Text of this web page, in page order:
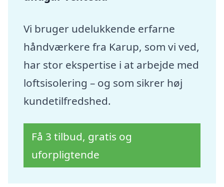
Vi bruger udelukkende erfarne
håndværkere fra Karup, som vi ved,
har stor ekspertise i at arbejde med
loftsisolering – og som sikrer høj
kundetilfredshed.
Få 3 tilbud, gratis og
uforpligtende